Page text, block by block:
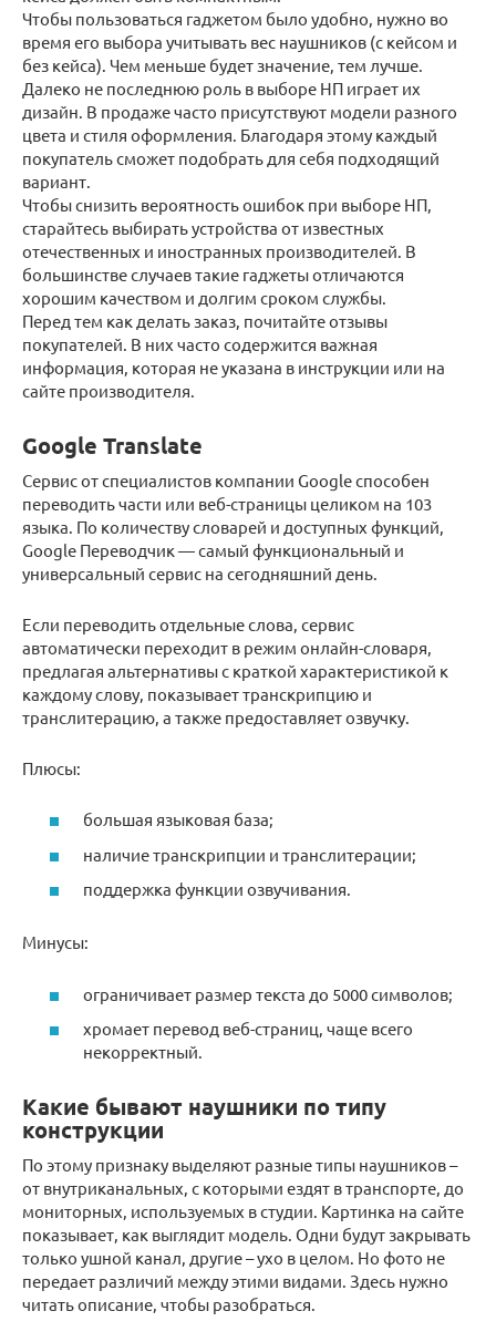
Чтобы пользоваться гаджетом было удобно, нужно во
время его выбора учитывать вес наушников (с кейсом и
без кейса). Чем меньше будет значение, тем лучше.
Далеко не последнюю роль в выборе НП играет их
дизайн. В продаже часто присутствуют модели разного
цвета и стиля оформления. Благодаря этому каждый
покупатель сможет подобрать для себя подходящий
вариант.
Чтобы снизить вероятность ошибок при выборе НП,
старайтесь выбирать устройства от известных
отечественных и иностранных производителей. В
большинстве случаев такие гаджеты отличаются
хорошим качеством и долгим сроком службы.
Перед тем как делать заказ, почитайте отзывы
покупателей. В них часто содержится важная
информация, которая не указана в инструкции или на
сайте производителя.
Google Translate
Сервис от специалистов компании Google способен
переводить части или веб-страницы целиком на 103
языка. По количеству словарей и доступных функций,
Google Переводчик — самый функциональный и
универсальный сервис на сегодняшний день.
Если переводить отдельные слова, сервис
автоматически переходит в режим онлайн-словаря,
предлагая альтернативы с краткой характеристикой к
каждому слову, показывает транскрипцию и
транслитерацию, а также предоставляет озвучку.
Плюсы:
большая языковая база;
наличие транскрипции и транслитерации;
поддержка функции озвучивания.
Минусы:
ограничивает размер текста до 5000 символов;
хромает перевод веб-страниц, чаще всего
некорректный.
Какие бывают наушники по типу
конструкции
По этому признаку выделяют разные типы наушников –
от внутриканальных, с которыми ездят в транспорте, до
мониторных, используемых в студии. Картинка на сайте
показывает, как выглядит модель. Одни будут закрывать
только ушной канал, другие – ухо в целом. Но фото не
передает различий между этими видами. Здесь нужно
читать описание, чтобы разобраться.